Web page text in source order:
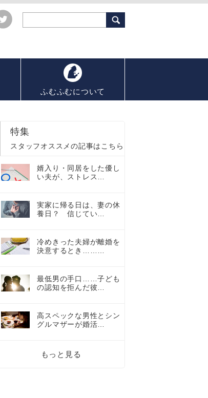
ふむふむについて
特集
スタッフオススメの記事はこちら
婿入り・同居をした優し
い夫が、ストレス…
実家に帰る日は、妻の休
養日？ 信じてい…
冷めきった夫婦が離婚を
決意するとき………
最低男の手口……子ども
の認知を拒んだ彼…
高スペックな男性とシン
グルマザーが婚活…
もっと見る